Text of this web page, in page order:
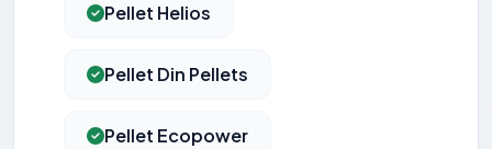
Pellet Helios
Pellet Din Pellets
Pellet Ecopower